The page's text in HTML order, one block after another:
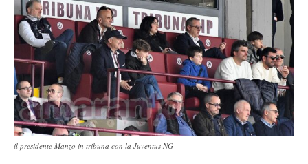
il presidente Manzo in tribuna con la Juventus NG